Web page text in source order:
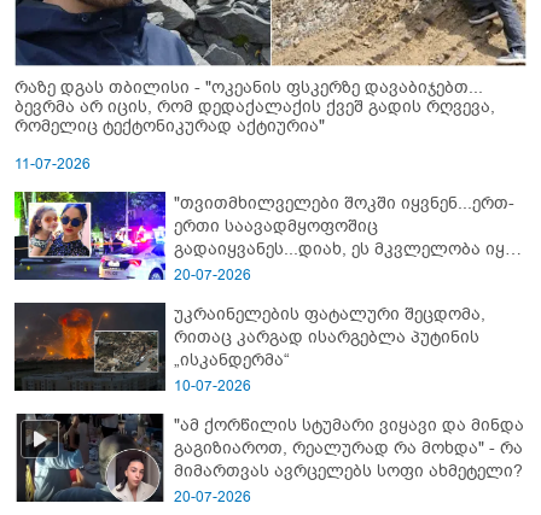
რაზე დგას თბილისი - "ოკეანის ფსკერზე დავაბიჯებთ...
ბევრმა არ იცის, რომ დედაქალაქის ქვეშ გადის რღვევა,
რომელიც ტექტონიკურად აქტიურია"
11-07-2026
"თვითმხილველები შოკში იყვნენ...ერთ-
ერთი საავადმყოფოშიც
გადაიყვანეს...დიახ, ეს მკვლელობა იყო"
- გორში დატრიალებული ტრაგედიის
20-07-2026
უკრაინელების ფატალური შეცდომა,
რითაც კარგად ისარგებლა პუტინის
„ისკანდერმა“
10-07-2026
"ამ ქორწილის სტუმარი ვიყავი და მინდა
გაგიზიაროთ, რეალურად რა მოხდა" - რა
მიმართვას ავრცელებს სოფი ახმეტელი?
20-07-2026